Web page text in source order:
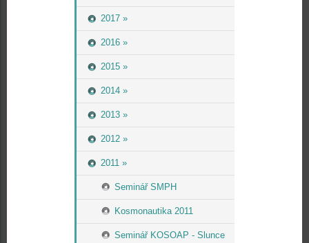
2017 »
2016 »
2015 »
2014 »
2013 »
2012 »
2011 »
Seminář SMPH
Kosmonautika 2011
Seminář KOSOAP - Slunce